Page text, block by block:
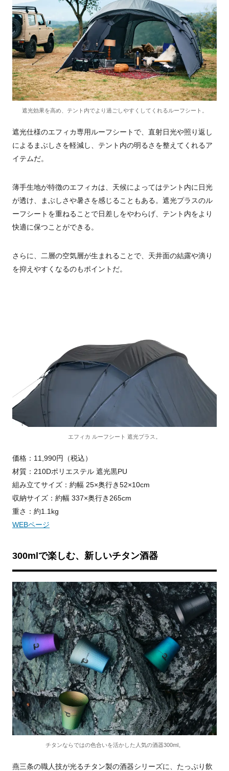
遮光効果を高め、テント内でより過ごしやすくしてくれるルーフシート。
遮光仕様のエフィカ専用ルーフシートで、直射日光や照り返し
によるまぶしさを軽減し、テント内の明るさを整えてくれるア
イテムだ。
薄手生地が特徴のエフィカは、天候によってはテント内に日光
が透け、まぶしさや暑さを感じることもある。遮光プラスのル
ーフシートを重ねることで日差しをやわらげ、テント内をより
快適に保つことができる。
さらに、二層の空気層が生まれることで、天井面の結露や滴り
を抑えやすくなるのもポイントだ。
エフィカ ルーフシート 遮光プラス。
価格：11,990円（税込）
材質：210Dポリエステル 遮光黒PU
組み立てサイズ：約幅 25×奥行き52×10cm
収納サイズ：約幅 337×奥行き265cm
重さ：約1.1kg
WEBページ
300mlで楽しむ、新しいチタン酒器
チタンならではの色合いを活かした人気の酒器300ml。
燕三条の職人技が光るチタン製の酒器シリーズに、たっぷり飲